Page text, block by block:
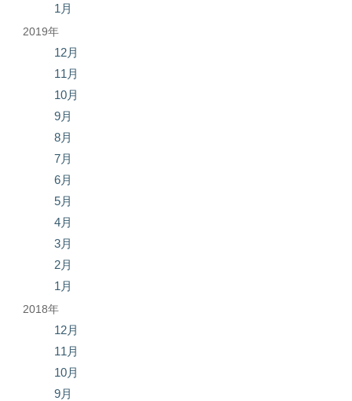
1月
2019年
12月
11月
10月
9月
8月
7月
6月
5月
4月
3月
2月
1月
2018年
12月
11月
10月
9月